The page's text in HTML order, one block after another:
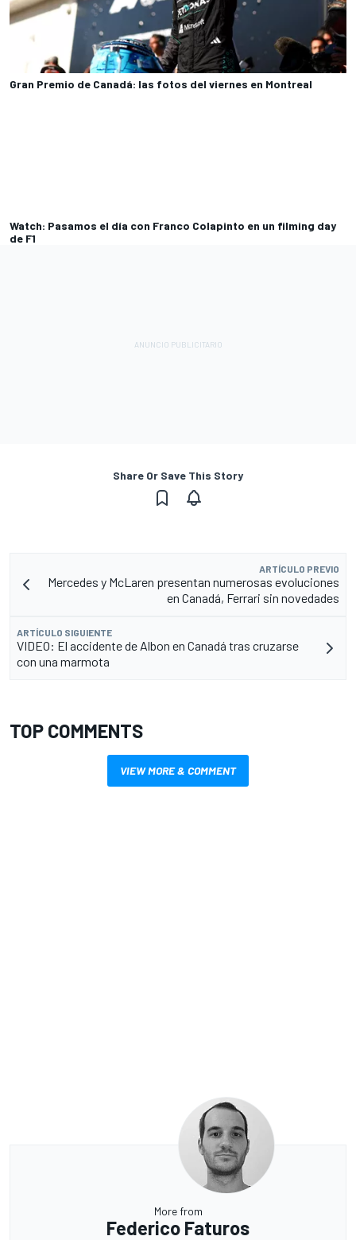
Gran Premio de Canadá: las fotos del viernes en Montreal
Watch: Pasamos el día con Franco Colapinto en un filming day
de F1
Share Or Save This Story
ARTÍCULO PREVIO
Mercedes y McLaren presentan numerosas evoluciones
en Canadá, Ferrari sin novedades
ARTÍCULO SIGUIENTE
VIDEO: El accidente de Albon en Canadá tras cruzarse
con una marmota
TOP COMMENTS
VIEW MORE & COMMENT
More from
Federico Faturos